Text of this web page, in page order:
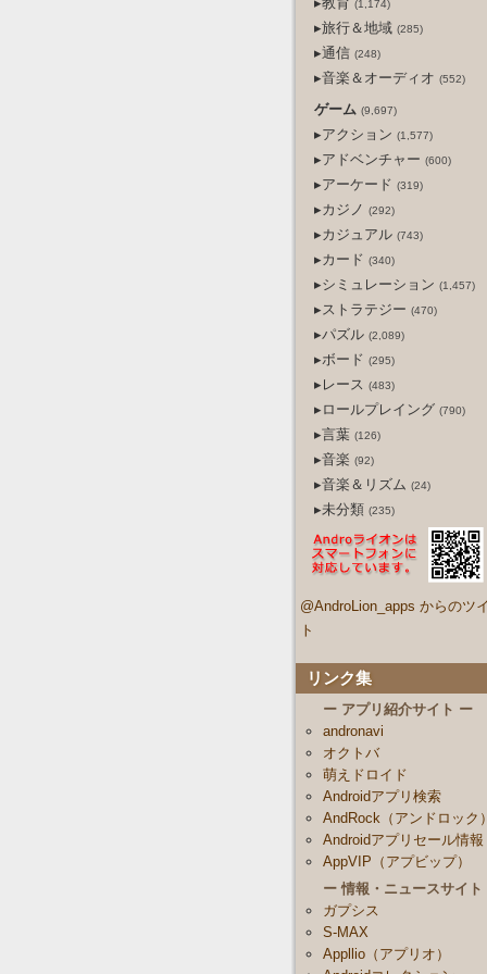
(1,174)
▸旅行＆地域 (285)
▸通信 (248)
▸音楽＆オーディオ (552)
ゲーム (9,697)
▸アクション (1,577)
▸アドベンチャー (600)
▸アーケード (319)
▸カジノ (292)
▸カジュアル (743)
▸カード (340)
▸シミュレーション (1,457)
▸ストラテジー (470)
▸パズル (2,089)
▸ボード (295)
▸レース (483)
▸ロールプレイング (790)
▸言葉 (126)
▸音楽 (92)
▸音楽＆リズム (24)
▸未分類 (235)
@AndroLion_apps からのツ
ト
リンク集
ー アプリ紹介サイト ー
andronavi
オクトバ
萌えドロイド
Androidアプリ検索
AndRock（アンドロック
Androidアプリセール情報
AppVIP（アプビップ）
ー 情報・ニュースサイト
ガプシス
S-MAX
Appllio（アプリオ）